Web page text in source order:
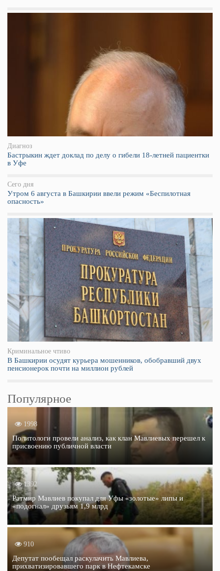
Диагноз
Бастрыкин ждет доклад по делу о гибели 18-летней пациентки
в Уфе
Сего дня
Утром 6 августа в Башкирии ввели режим «Беспилотная
опасность»
Криминальное чтиво
В Башкирии осудят курьера мошенников, обобравший двух
пенсионерок почти на миллион рублей
Популярное
1998
Политологи провели анализ, как клан Мавлиевых перешел к
присвоению публичной власти
1392
Ратмир Мавлиев покупал для Уфы «золотые» липы и
«подогнал» друзьям 1,9 млрд
910
Депутат пообещал раскулачить Мавлиева,
прихватизировавшего парк в Нефтекамске